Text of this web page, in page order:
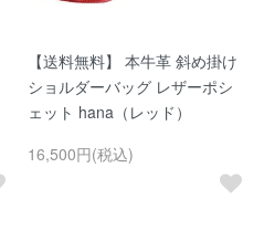
【送料無料】 本牛革 斜め掛け
ショルダーバッグ レザーポシ
ェット hana（レッド）
16,500円(税込)